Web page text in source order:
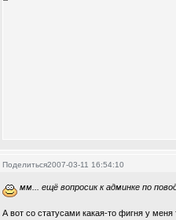
Поделиться2007-03-11 16:54:10
мм... ещё вопросик к админке по
А вот со статусами какая-то фигня у